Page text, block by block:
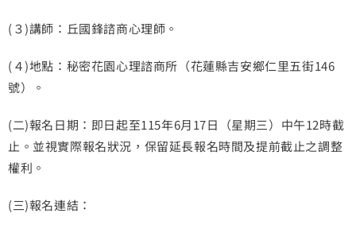
(３)講師：丘國鋒諮商心理師。
(４)地點：秘密花園心理諮商所（花蓮縣吉安鄉仁里五街146
號）。
(二)報名日期：即日起至115年6月17日（星期三）中午12時截
止。並視實際報名狀況，保留延長報名時間及提前截止之調整
權利。
(三)報名連結：